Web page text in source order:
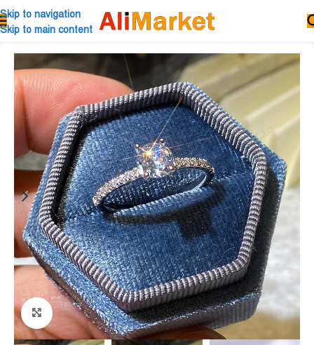
Skip to navigation
Skip to main content
Click to enlarge